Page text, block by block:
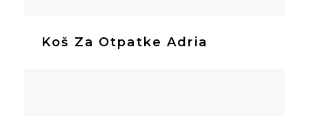
Koš Za Otpatke Adria